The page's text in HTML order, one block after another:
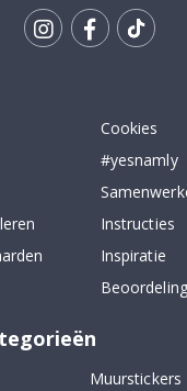
Cookies
#yesnamly
Instructies
Inspiratie
Muurstickers